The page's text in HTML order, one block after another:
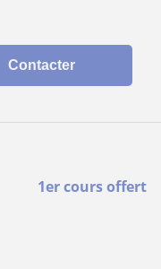
Contacter
1er cours offert